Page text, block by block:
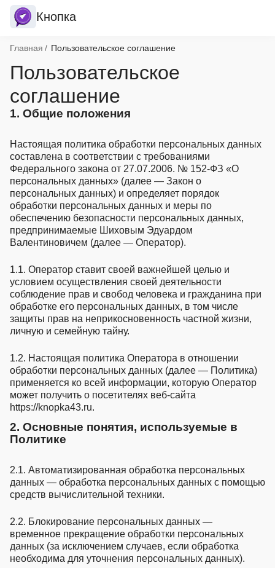
Кнопка
Хлебные крошки
Главная Пользовательское соглашение
Пользовательское
соглашение
1. Общие положения
Настоящая политика обработки персональных данных
составлена в соответствии с требованиями
Федерального закона от 27.07.2006. № 152-ФЗ «О
персональных данных» (далее — Закон о
персональных данных) и определяет порядок
обработки персональных данных и меры по
обеспечению безопасности персональных данных,
предпринимаемые Шиховым Эдуардом
Валентиновичем (далее — Оператор).
1.1. Оператор ставит своей важнейшей целью и
условием осуществления своей деятельности
соблюдение прав и свобод человека и гражданина при
обработке его персональных данных, в том числе
защиты прав на неприкосновенность частной жизни,
личную и семейную тайну.
1.2. Настоящая политика Оператора в отношении
обработки персональных данных (далее — Политика)
применяется ко всей информации, которую Оператор
может получить о посетителях веб-сайта
https://knopka43.ru.
2. Основные понятия, используемые в
Политике
2.1. Автоматизированная обработка персональных
данных — обработка персональных данных с помощью
средств вычислительной техники.
2.2. Блокирование персональных данных —
временное прекращение обработки персональных
данных (за исключением случаев, если обработка
необходима для уточнения персональных данных).